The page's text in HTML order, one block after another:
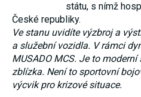
státu, s nímž
České republiky.
Ve stanu uvidíte výzbroj a
a služební vozidla. V rámci
MUSADO MCS. Je to
zblízka. Není to sportovní
výcvik pro krizové situace.